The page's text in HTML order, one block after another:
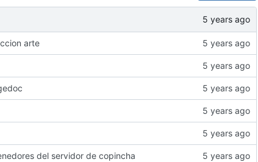
arte
del servidor de copincha